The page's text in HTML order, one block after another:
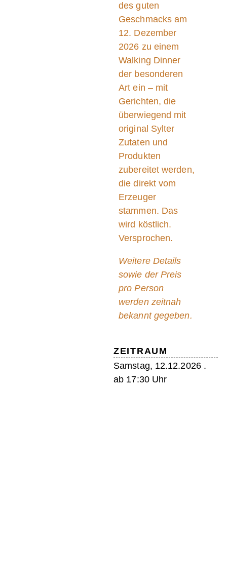
des guten
Geschmacks am
12. Dezember
2026 zu einem
Walking Dinner
der besonderen
Art ein – mit
Gerichten, die
überwiegend mit
original Sylter
Zutaten und
Produkten
zubereitet werden,
die direkt vom
Erzeuger
stammen. Das
wird köstlich.
Versprochen.
Weitere Details
sowie der Preis
pro Person
werden zeitnah
bekannt gegeben.
ZEITRAUM
Samstag, 12.12.2026 .
ab 17:30 Uhr